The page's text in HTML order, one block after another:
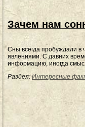
Зачем нам
Сны всегда пробуждали в
явлениями. С давних
информацию, иногда
Раздел: Интересные